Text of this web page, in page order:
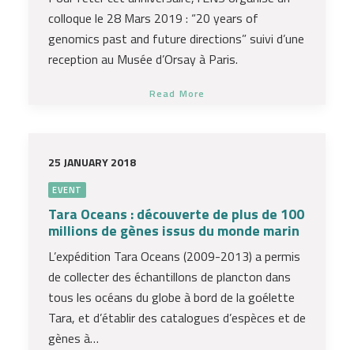
colloque le 28 Mars 2019 : “20 years of
genomics past and future directions” suivi d’une
reception au Musée d’Orsay à Paris.
Read More
25 JANUARY 2018
EVENT
Tara Oceans : découverte de plus de 100
millions de gènes issus du monde marin
L’expédition Tara Oceans (2009-2013) a permis
de collecter des échantillons de plancton dans
tous les océans du globe à bord de la goélette
Tara, et d’établir des catalogues d’espèces et de
gènes à…